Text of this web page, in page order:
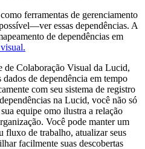
ferramentas de gerenciamento
essas dependências. A
de dependências em
de Colaboração Visual da Lucid,
de dependência em tempo
com seu sistema de registro
na Lucid, você não só
equipe omo ilustra a relação
Você pode manter um
fluxo de trabalho, atualizar seus
facilmente suas descobertas